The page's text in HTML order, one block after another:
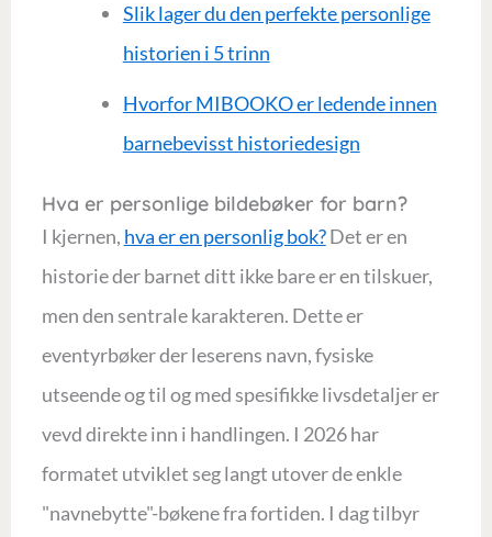
Slik lager du den perfekte personlige
historien i 5 trinn
Hvorfor MIBOOKO er ledende innen
barnebevisst historiedesign
Hva er personlige bildebøker for barn?
I kjernen, hva er en personlig bok?Det er en
historie der barnet ditt ikke bare er en tilskuer,
men den sentrale karakteren. Dette er
eventyrbøker der leserens navn, fysiske
utseende og til og med spesifikke livsdetaljer er
vevd direkte inn i handlingen. I 2026 har
formatet utviklet seg langt utover de enkle
"navnebytte"-bøkene fra fortiden. I dag tilbyr